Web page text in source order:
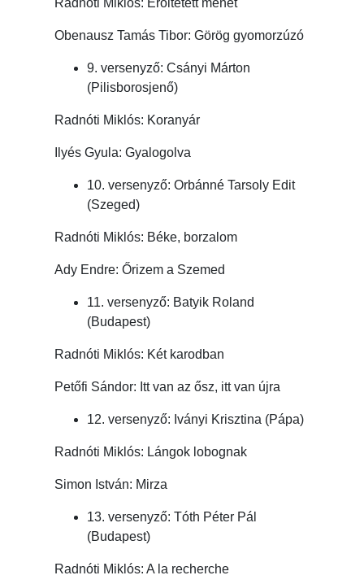
Radnóti Miklós: Erőltetett menet
Obenausz Tamás Tibor: Görög gyomorzúzó
9. versenyző: Csányi Márton
(Pilisborosjenő)
Radnóti Miklós: Koranyár
Ilyés Gyula: Gyalogolva
10. versenyző: Orbánné Tarsoly Edit
(Szeged)
Radnóti Miklós: Béke, borzalom
Ady Endre: Őrizem a Szemed
11. versenyző: Batyik Roland
(Budapest)
Radnóti Miklós: Két karodban
Petőfi Sándor: Itt van az ősz, itt van újra
12. versenyző: Iványi Krisztina (Pápa)
Radnóti Miklós: Lángok lobognak
Simon István: Mirza
13. versenyző: Tóth Péter Pál
(Budapest)
Radnóti Miklós: A la recherche